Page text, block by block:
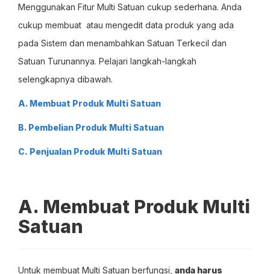
Menggunakan Fitur Multi Satuan cukup sederhana. Anda
cukup membuat atau mengedit data produk yang ada
pada Sistem dan menambahkan Satuan Terkecil dan
Satuan Turunannya. Pelajari langkah-langkah
selengkapnya dibawah.
A. Membuat Produk Multi Satuan
B. Pembelian Produk Multi Satuan
C. Penjualan Produk Multi Satuan
A. Membuat Produk Multi
Satuan
Untuk membuat Multi Satuan berfungsi, anda harus